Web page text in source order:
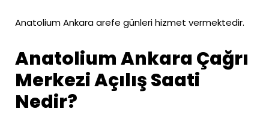
Anatolium Ankara arefe günleri hizmet vermektedir.
Anatolium Ankara Çağrı
Merkezi Açılış Saati
Nedir?